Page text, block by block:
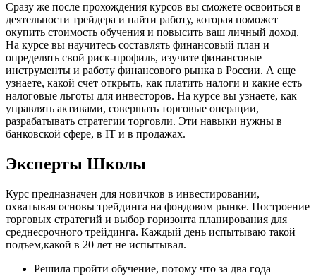
Сразу же после прохождения курсов вы сможете освоиться в
деятельности трейдера и найти работу, которая поможет
окупить стоимость обучения и повысить ваш личный доход.
На курсе вы научитесь составлять финансовый план и
определять свой риск-профиль, изучите финансовые
инструменты и работу финансового рынка в России. А еще
узнаете, какой счет открыть, как платить налоги и какие есть
налоговые льготы для инвесторов. На курсе вы узнаете, как
управлять активами, совершать торговые операции,
разрабатывать стратегии торговли. Эти навыки нужны в
банковской сфере, в IT и в продажах.
Эксперты Школы
Курс предназначен для новичков в инвестировании,
охватывая основы трейдинга на фондовом рынке. Построение
торговых стратегий и выбор горизонта планирования для
среднесрочного трейдинга. Каждый день испытываю такой
подъем,какой в 20 лет не испытывал.
Решила пройти обучение, потому что за два года